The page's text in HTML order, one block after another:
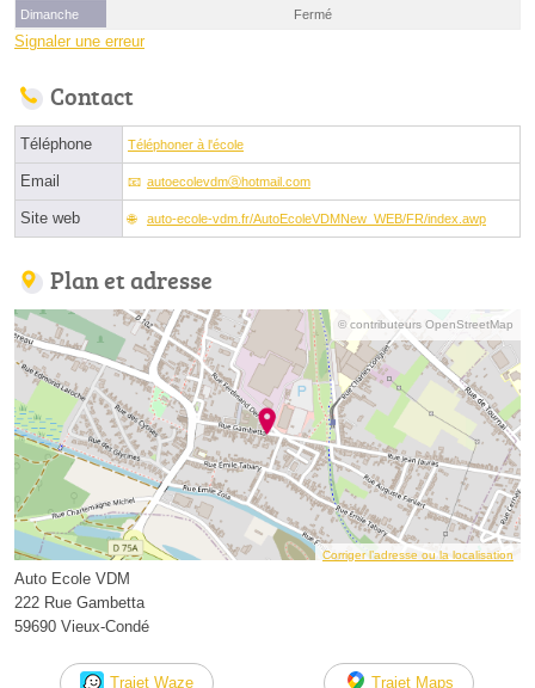
Dimanche
Fermé
Signaler une erreur
Contact
Téléphone Téléphoner à l'école
Email autoecolevdmⓐhotmail.com
Site web auto-ecole-vdm.fr/AutoEcoleVDMNew_WEB/FR/index.awp
Plan et adresse
© contributeurs OpenStreetMap
Corriger l’adresse ou la localisation
Auto Ecole VDM
222 Rue Gambetta
59690 Vieux-Condé
Trajet Waze Trajet Maps